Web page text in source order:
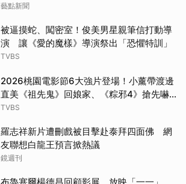
藝點新聞
被逼摸蛇、闖密室！俊美男星親筆信打動導
演 讓《愛的魔樣》導演祭出「恐懼特訓」
TVBS
2026桃園電影節6大強片登場！小薰帶渡邊
直美《祖先鬼》回娘家、《粽邪4》搶先嚇
桃園
TVBS
羅志祥新片遭刪戲被目擊赴泰拜四面佛 網
友聯想白龍王預言掀熱議
鏡週刊
布魯塞爾楊德昌回顧影展 放映「一一」